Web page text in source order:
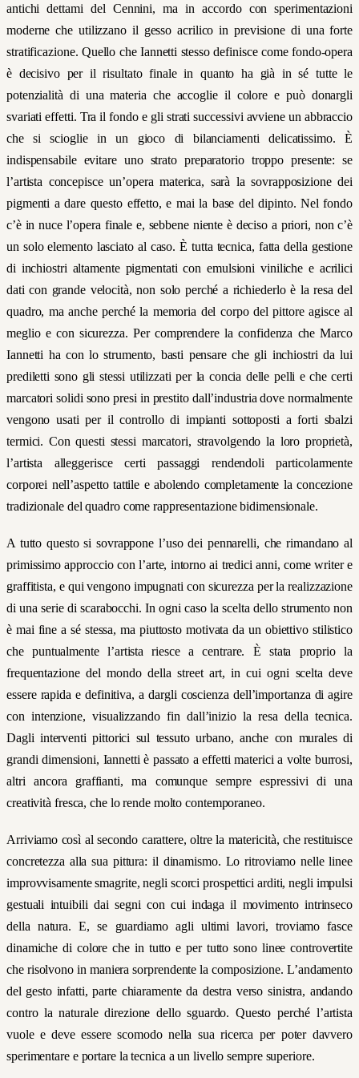
antichi dettami del Cennini, ma in accordo con sperimentazioni
moderne che utilizzano il gesso acrilico in previsione di una forte
stratificazione. Quello che Iannetti stesso definisce come fondo-opera
è decisivo per il risultato finale in quanto ha già in sé tutte le
potenzialità di una materia che accoglie il colore e può donargli
svariati effetti. Tra il fondo e gli strati successivi avviene un abbraccio
che si scioglie in un gioco di bilanciamenti delicatissimo. È
indispensabile evitare uno strato preparatorio troppo presente: se
l’artista concepisce un’opera materica, sarà la sovrapposizione dei
pigmenti a dare questo effetto, e mai la base del dipinto. Nel fondo
c’è in nuce l’opera finale e, sebbene niente è deciso a priori, non c’è
un solo elemento lasciato al caso. È tutta tecnica, fatta della gestione
di inchiostri altamente pigmentati con emulsioni viniliche e acrilici
dati con grande velocità, non solo perché a richiederlo è la resa del
quadro, ma anche perché la memoria del corpo del pittore agisce al
meglio e con sicurezza. Per comprendere la confidenza che Marco
Iannetti ha con lo strumento, basti pensare che gli inchiostri da lui
prediletti sono gli stessi utilizzati per la concia delle pelli e che certi
marcatori solidi sono presi in prestito dall’industria dove normalmente
vengono usati per il controllo di impianti sottoposti a forti sbalzi
termici. Con questi stessi marcatori, stravolgendo la loro proprietà,
l’artista alleggerisce certi passaggi rendendoli particolarmente
corporei nell’aspetto tattile e abolendo completamente la concezione
tradizionale del quadro come rappresentazione bidimensionale.
A tutto questo si sovrappone l’uso dei pennarelli, che rimandano al
primissimo approccio con l’arte, intorno ai tredici anni, come writer e
graffitista, e qui vengono impugnati con sicurezza per la realizzazione
di una serie di scarabocchi. In ogni caso la scelta dello strumento non
è mai fine a sé stessa, ma piuttosto motivata da un obiettivo stilistico
che puntualmente l’artista riesce a centrare. È stata proprio la
frequentazione del mondo della street art, in cui ogni scelta deve
essere rapida e definitiva, a dargli coscienza dell’importanza di agire
con intenzione, visualizzando fin dall’inizio la resa della tecnica.
Dagli interventi pittorici sul tessuto urbano, anche con murales di
grandi dimensioni, Iannetti è passato a effetti materici a volte burrosi,
altri ancora graffianti, ma comunque sempre espressivi di una
creatività fresca, che lo rende molto contemporaneo.
Arriviamo così al secondo carattere, oltre la matericità, che restituisce
concretezza alla sua pittura: il dinamismo. Lo ritroviamo nelle linee
improvvisamente smagrite, negli scorci prospettici arditi, negli impulsi
gestuali intuibili dai segni con cui indaga il movimento intrinseco
della natura. E, se guardiamo agli ultimi lavori, troviamo fasce
dinamiche di colore che in tutto e per tutto sono linee controvertite
che risolvono in maniera sorprendente la composizione. L’andamento
del gesto infatti, parte chiaramente da destra verso sinistra, andando
contro la naturale direzione dello sguardo. Questo perché l’artista
vuole e deve essere scomodo nella sua ricerca per poter davvero
sperimentare e portare la tecnica a un livello sempre superiore.